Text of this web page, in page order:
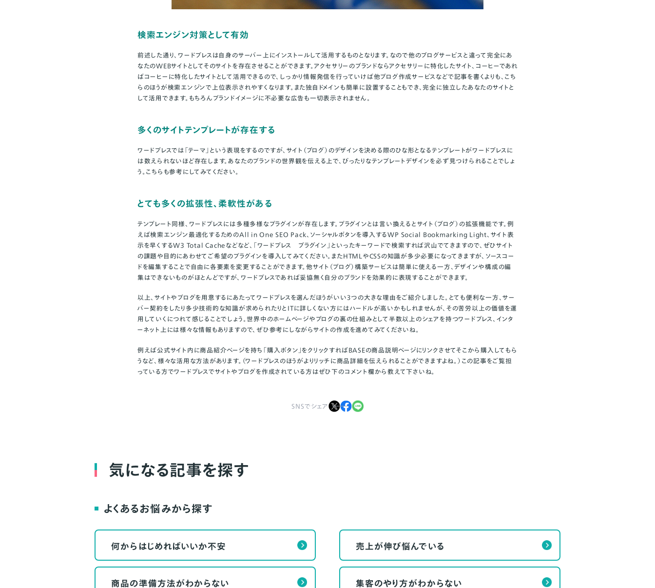
検索エンジン対策として有効
前述した通り、ワードプレスは自身のサーバー上にインストールして活用するものとなります。なので他のブログサービスと違って完全にあ
なたのWEBサイトとしてそのサイトを存在させることができます。アクセサリーのブランドならアクセサリーに特化したサイト、コーヒーであれ
ばコーヒーに特化したサイトとして活用できるので、しっかり情報発信を行っていけば他ブログ作成サービスなどで記事を書くよりも、こち
らのほうが検索エンジンで上位表示されやすくなります。また独自ドメインも簡単に設置することもでき、完全に独立したあなたのサイトと
して活用できます。もちろんブランドイメージに不必要な広告も一切表示されません。
多くのサイトテンプレートが存在する
ワードプレスでは「テーマ」という表現をするのですが、サイト（ブログ）のデザインを決める際のひな形となるテンプレートがワードプレスに
は数えられないほど存在します。あなたのブランドの世界観を伝える上で、ぴったりなテンプレートデザインを必ず見つけられることでしょ
う。 こちらも参考にしてみてください。
とても多くの拡張性、柔軟性がある
テンプレート同様、ワードプレスには多種多様なプラグインが存在します。プラグインとは言い換えるとサイト（ブログ）の拡張機能です。例
えば検索エンジン最適化するためのAll in One SEO Pack、ソーシャルボタンを導入するWP Social Bookmarking Light、サイト表
示を早くするW3 Total Cacheなどなど、「ワードプレス プラグイン」といったキーワードで検索すれば沢山でてきますので、ぜひサイト
の課題や目的にあわせてご希望のプラグインを導入してみてください。またHTMLやCSSの知識が多少必要になってきますが、ソースコー
ドを編集することで自由に各要素を変更することができます。他サイト（ブログ）構築サービスは簡単に使える一方、デザインや構成の編
集はできないものがほとんどですが、ワードプレスであれば妥協無く自分のブランドを効果的に表現することができます。
以上、サイトやブログを用意するにあたってワードプレスを選んだほうがいい３つの大きな理由をご紹介しました。とても便利な一方、サー
バー契約をしたり多少技術的な知識が求められたりとITに詳しくない方にはハードルが高いかもしれませんが、その苦労以上の価値を運
用していくにつれて感じることでしょう。世界中のホームページやブログの裏の仕組みとして半数以上のシェアを持つワードプレス、インタ
ーネット上には様々な情報もありますので、ぜひ参考にしながらサイトの作成を進めてみてくださいね。
例えば公式サイト内に商品紹介ページを持ち「購入ボタン」をクリックすればBASEの商品説明ページにリンクさせてそこから購入してもら
うなど、様々な活用な方法があります。（ワードプレスのほうがよりリッチに商品詳細を伝えられることができますよね。）この記事をご覧担
っている方でワードプレスでサイトやブログを作成されている方はぜひ下のコメント欄から教えて下さいね。
SNSでシェア
気になる記事を探す
よくあるお悩みから探す
何からはじめればいいか不安
商品の準備方法がわからない
売上が伸び悩んでいる
集客のやり方がわからない